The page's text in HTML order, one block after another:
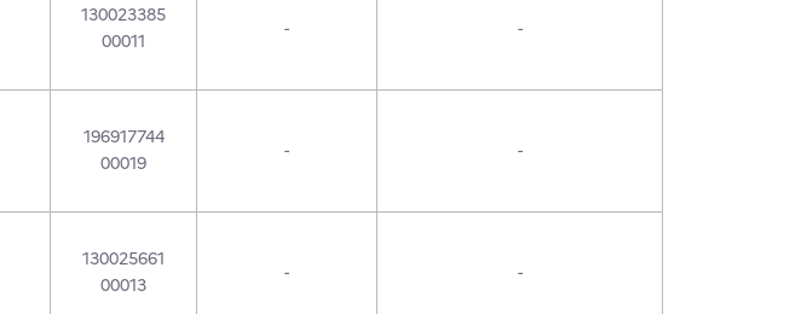
130023385
00011
- -
196917744
00019
- -
130025661
00013
- -